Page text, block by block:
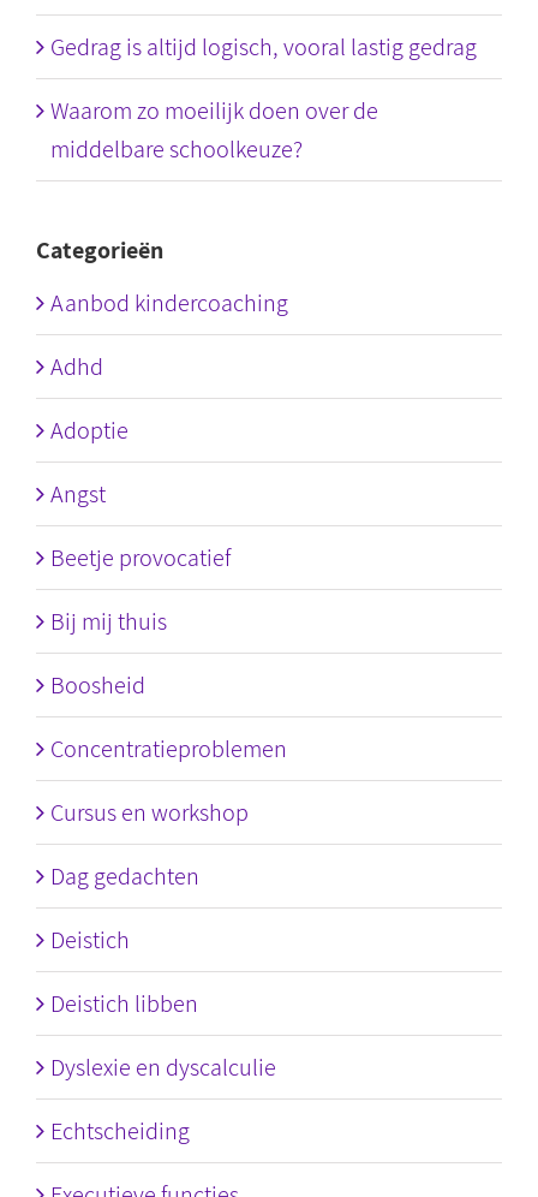
Gedrag is altijd logisch, vooral lastig gedrag
Waarom zo moeilijk doen over de
middelbare schoolkeuze?
Categorieën
Aanbod kindercoaching
Adhd
Adoptie
Angst
Beetje provocatief
Bij mij thuis
Boosheid
Concentratieproblemen
Cursus en workshop
Dag gedachten
Deistich
Deistich libben
Dyslexie en dyscalculie
Echtscheiding